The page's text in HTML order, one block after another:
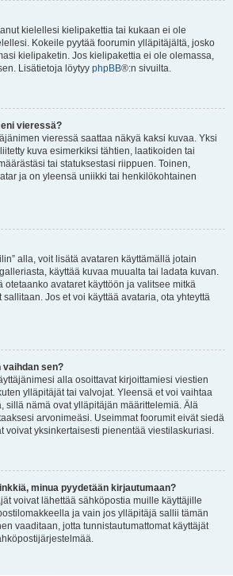
kielellesi kielipakettia tai kukaan ei ole
Kokeile pyytää foorumin ylläpitäjältä, josko
kielipaketin. Jos kielipakettia ei ole olemassa,
Lisätietoja löytyy phpBB®:n sivuilta.
vieressä?
vieressä saattaa näkyä kaksi kuvaa. Yksi
kuva esimerkiksi tähtien, laatikoiden tai
tai statuksestasi riippuen. Toinen,
ja on yleensä uniikki tai henkilökohtainen
alla, voit lisätä avataren käyttämällä jotain
käyttää kuvaa muualta tai ladata kuvan.
otetaanko avataret käyttöön ja valitsee mitkä
Jos et voi käyttää avataria, ota yhteyttä
vaihdan sen?
alla osoittavat kirjoittamiesi viestien
ylläpitäjät tai valvojat. Yleensä et voi vaihtaa
sillä nämä ovat ylläpitäjän määrittelemiä. Älä
arvonimeäsi. Useimmat foorumit eivät siedä
voivat yksinkertaisesti pienentää viestilaskuriasi.
minua pyydetään kirjautumaan?
voivat lähettää sähköpostia muille käyttäjille
ja vain jos ylläpitäjä sallii tämän
vaaditaan, jotta tunnistautumattomat käyttäjät